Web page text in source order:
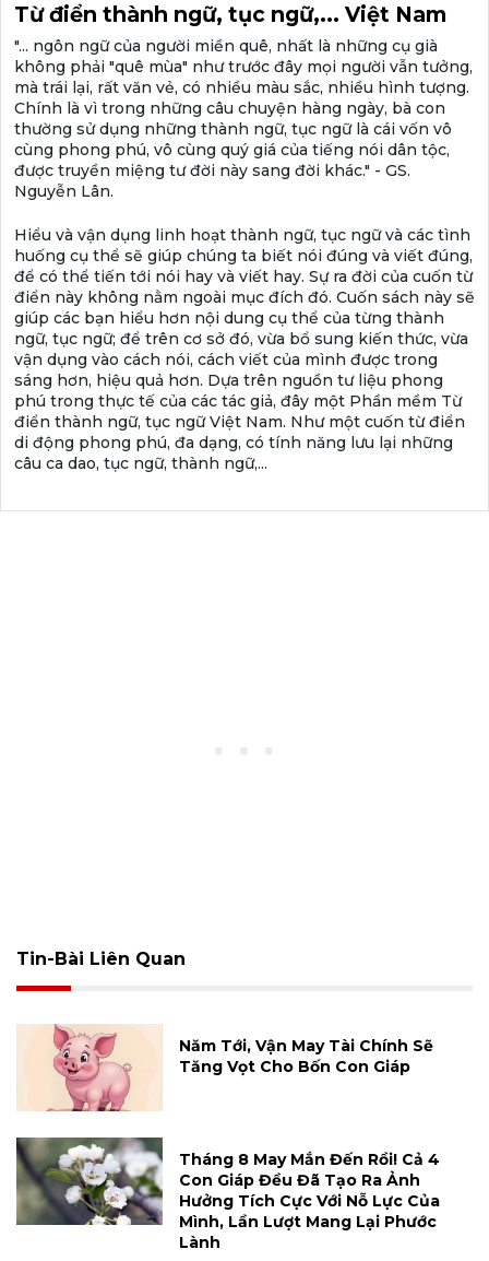
Từ điển thành ngữ, tục ngữ,... Việt Nam
"... ngôn ngữ của người miền quê, nhất là những cụ già
không phải "quê mùa" như trước đây mọi người vẫn tưởng,
mà trái lại, rất văn vẻ, có nhiều màu sắc, nhiều hình tượng.
Chính là vì trong những câu chuyện hàng ngày, bà con
thường sử dụng những thành ngữ, tục ngữ là cái vốn vô
cùng phong phú, vô cùng quý giá của tiếng nói dân tộc,
được truyền miệng tư đời này sang đời khác." - GS.
Nguyễn Lân.
Hiểu và vận dụng linh hoạt thành ngữ, tục ngữ và các tình
huống cụ thể sẽ giúp chúng ta biết nói đúng và viết đúng,
để có thể tiến tới nói hay và viết hay. Sự ra đời của cuốn từ
điển này không nằm ngoài mục đích đó. Cuốn sách này sẽ
giúp các bạn hiểu hơn nội dung cụ thể của từng thành
ngữ, tục ngữ; để trên cơ sở đó, vừa bổ sung kiến thức, vừa
vận dụng vào cách nói, cách viết của mình được trong
sáng hơn, hiệu quả hơn. Dựa trên nguồn tư liệu phong
phú trong thực tế của các tác giả, đây một Phần mềm Từ
điển thành ngữ, tục ngữ Việt Nam. Như một cuốn từ điển
di động phong phú, đa dạng, có tính năng lưu lại những
câu ca dao, tục ngữ, thành ngữ,...
Tin-Bài Liên Quan
Năm Tới, Vận May Tài Chính Sẽ
Tăng Vọt Cho Bốn Con Giáp
Tháng 8 May Mắn Đến Rồi! Cả 4
Con Giáp Đều Đã Tạo Ra Ảnh
Hưởng Tích Cực Với Nỗ Lực Của
Mình, Lần Lượt Mang Lại Phước
Lành